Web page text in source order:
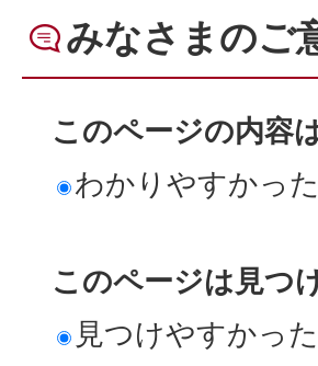
みなさまのご
このページの内容
わかりやすかった
このページは見つ
見つけやすかった